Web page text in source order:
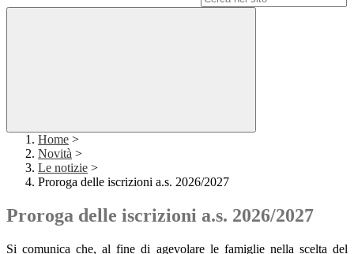
Home >
Novità >
Le notizie >
Proroga delle iscrizioni a.s. 2026/2027
Proroga delle iscrizioni a.s. 2026/2027
Si comunica che, al fine di agevolare le famiglie nella scelta del